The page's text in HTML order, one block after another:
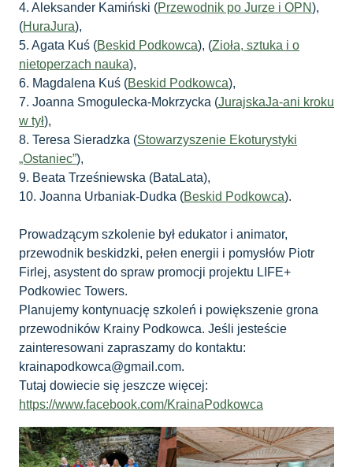
4. Aleksander Kamiński (Przewodnik po Jurze i OPN),
(HuraJura),
5. Agata Kuś (Beskid Podkowca), (Zioła, sztuka i o
nietoperzach nauka),
6. Magdalena Kuś (Beskid Podkowca),
7. Joanna Smogulecka-Mokrzycka (JurajskaJa-ani kroku
w tył),
8. Teresa Sieradzka (Stowarzyszenie Ekoturystyki
„Ostaniec”),
9. Beata Trześniewska (BataLata),
10. Joanna Urbaniak-Dudka (Beskid Podkowca).
Prowadzącym szkolenie był edukator i animator,
przewodnik beskidzki, pełen energii i pomysłów Piotr
Firlej, asystent do spraw promocji projektu LIFE+
Podkowiec Towers.
Planujemy kontynuację szkoleń i powiększenie grona
przewodników Krainy Podkowca. Jeśli jesteście
zainteresowani zapraszamy do kontaktu:
krainapodkowca@gmail.com.
Tutaj dowiecie się jeszcze więcej:
https://www.facebook.com/KrainaPodkowca